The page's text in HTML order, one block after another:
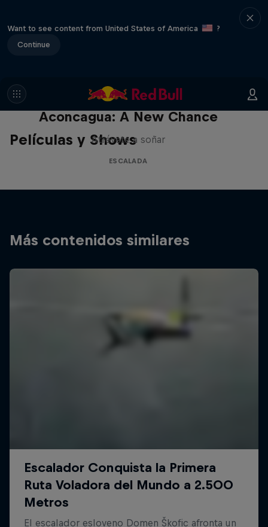
Want to see content from United States of America
?
Continue
Películas y Shows
Aconcagua: A New Chance
Atrévete a soñar
ESCALADA
Más contenidos similares